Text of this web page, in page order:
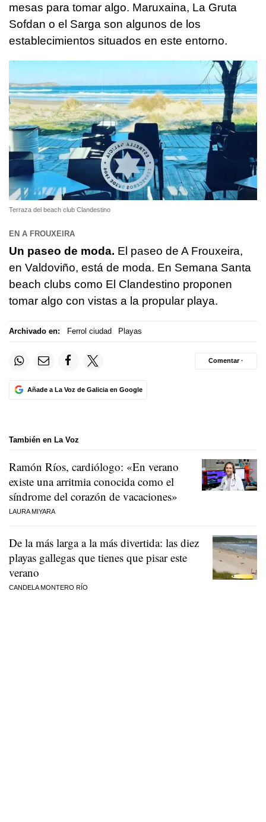
mesas para tomar algo. Maruxaina, La Gruta
Sofdan o el Sarga son algunos de los
establecimientos situados en este entorno.
Terraza del beach club Clandestino
EN A FROUXEIRA
Un paseo de moda. El paseo de A Frouxeira,
en Valdoviño, está de moda. En Semana Santa
beach clubs como El Clandestino proponen
tomar algo con vistas a la propular playa.
Archivado en: Ferrol ciudad Playas
Añade a La Voz de Galicia en Google
Comentar ·
También en La Voz
Ramón Ríos, cardiólogo: «En verano
existe una arritmia conocida como el
síndrome del corazón de vacaciones»
LAURA MIYARA
De la más larga a la más divertida: las diez
playas gallegas que tienes que pisar este
verano
CANDELA MONTERO RÍO